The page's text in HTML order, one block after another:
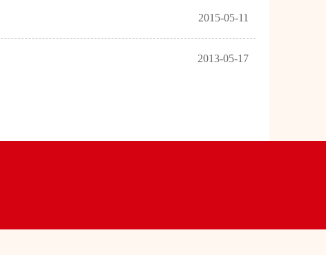
2015-05-11
2013-05-17